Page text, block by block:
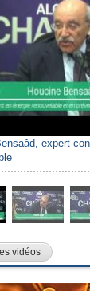
expert
vidéos